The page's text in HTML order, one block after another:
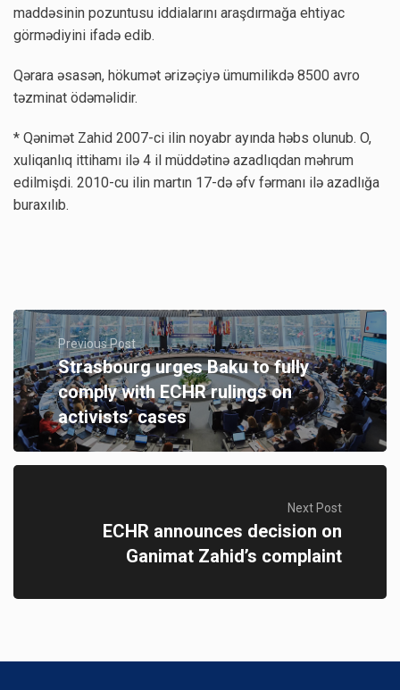
maddəsinin pozuntusu iddialarını araşdırmağa ehtiyac
görmədiyini ifadə edib.
Qərara əsasən, hökumət ərizəçiyə ümumilikdə 8500 avro
təzminat ödəməlidir.
* Qənimət Zahid 2007-ci ilin noyabr ayında həbs olunub. O,
xuliqanlıq ittihamı ilə 4 il müddətinə azadlıqdan məhrum
edilmişdi. 2010-cu ilin martın 17-də əfv fərmanı ilə azadlığa
buraxılıb.
Previous Post
Strasbourg urges Baku to fully
comply with ECHR rulings on
activists’ cases
Next Post
ECHR announces decision on
Ganimat Zahid’s complaint